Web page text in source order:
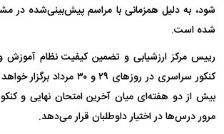
شده است.
رییس مرکز ارزشیابی و تضمین کیفیت نظام آموزش و
کنکور سراسری در روز‌های ۲۹ و ۳۰
بیش از دو هفته‌ای میان آخرین امتحان نهایی و
مرور درس‌ها در اختیار داوطلبان قرار می‌دهد.